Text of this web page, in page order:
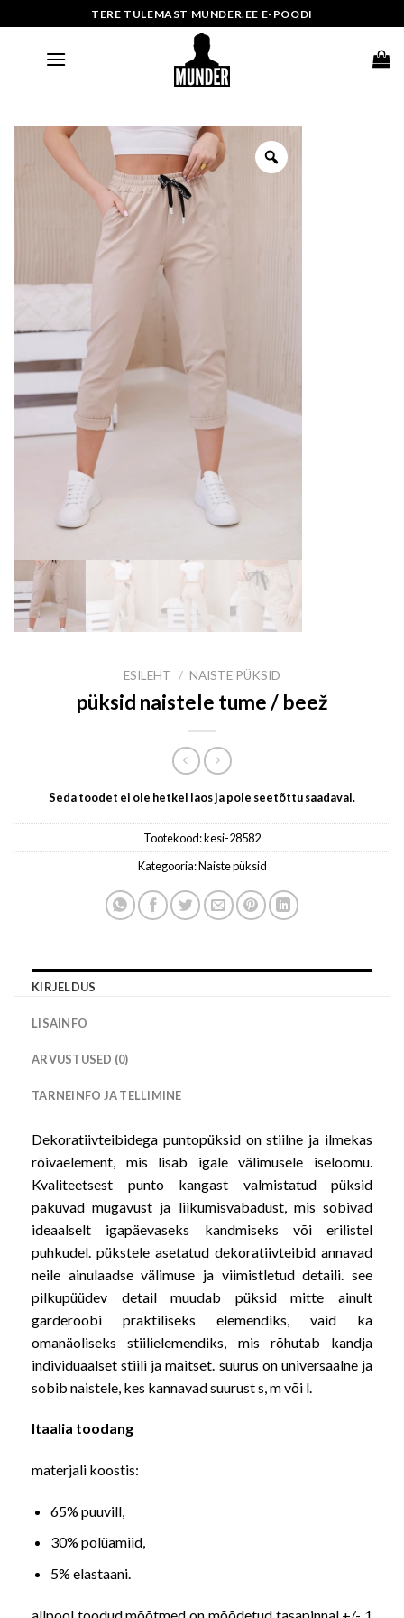
to
TERE TULEMAST MUNDER.EE E-POODI
ESILEHT / NAISTE PÜKSID
püksid naistele tume / beež
Seda toodet ei ole hetkel laos ja pole seetõttu saadaval.
Tootekood:kesi-28582
Kategooria:Naiste püksid
KIRJELDUS
LISAINFO
ARVUSTUSED (0)
TARNEINFO JA TELLIMINE
Dekoratiivteibidega puntopüksid on stiilne ja ilmekas
rõivaelement, mis lisab igale välimusele iseloomu.
Kvaliteetsest punto kangast valmistatud püksid
pakuvad mugavust ja liikumisvabadust, mis sobivad
ideaalselt igapäevaseks kandmiseks või erilistel
puhkudel. pükstele asetatud dekoratiivteibid annavad
neile ainulaadse välimuse ja viimistletud detaili. see
pilkupüüdev detail muudab püksid mitte ainult
garderoobi praktiliseks elemendiks, vaid ka
omanäoliseks stiilielemendiks, mis rõhutab kandja
individuaalset stiili ja maitset. suurus on universaalne ja
sobib naistele, kes kannavad suurust s, m või l.
Itaalia toodang
materjali koostis:
65% puuvill,
30% polüamiid,
5% elastaani.